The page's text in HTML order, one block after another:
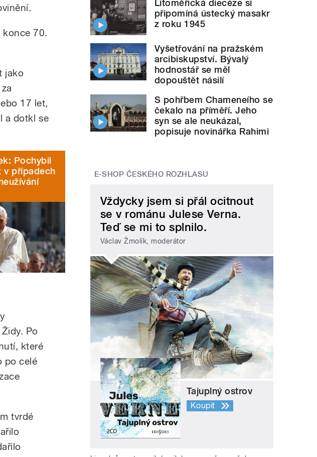
konce 70.
jako
17 let,
a dotkl se
Pochybil
v případech
Po
které
po celé
tvrdé
Litoměřická diecéze si
připomíná ústecký masakr
z roku 1945
Vyšetřování na pražském
arcibiskupství. Bývalý
hodnostář se měl
dopouštět násilí
S pohřbem Chameneího se
čekalo na příměří. Jeho
syn se ale neukázal,
popisuje novinářka Rahimi
E-SHOP ČESKÉHO ROZHLASU
Vždycky jsem si přál ocitnout
se v románu Julese Verna.
Teď se mi to splnilo.
Václav Žmolík, moderátor
Tajuplný ostrov
Koupit